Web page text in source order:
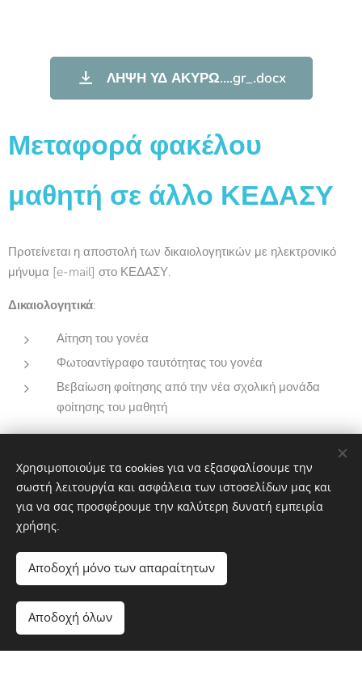
ΛΗΨΗ ΥΔ ΑΚΥΡΩ....gr_.docx
Μεταφορά φακέλου
μαθητή σε άλλο ΚΕΔΑΣΥ
Προτείνεται η αποστολή των δικαιολογητικών με ηλεκτρονικό
μήνυμα [e-mail] στο ΚΕΔΑΣΥ.
Δικαιολογητικά:
Αίτηση του γονέα
Φωτοαντίγραφο ταυτότητας του γονέα
Βεβαίωση φοίτησης από την νέα σχολική μονάδα
φοίτησης του μαθητή
ΛΗΨΗ ΑΙΤΗΣΗ ΓΟ...ΔΑΣΥ.doc
Υλοποιήθηκε από τη
Δημιουργήστε δωρεάν ιστοσελίδα!
Χρησιμοποιούμε τα cookies για να εξασφαλίσουμε την
σωστή λειτουργία και ασφάλεια των ιστοσελίδων μας και
για να σας προσφέρουμε την καλύτερη δυνατή εμπειρία
χρήσης.
Αποδοχή μόνο των απαραίτητων
Αποδοχή όλων